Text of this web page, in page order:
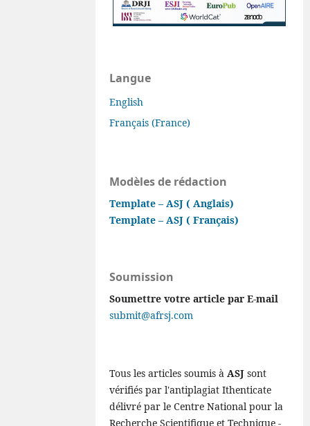
Langue
English
Français (France)
Modèles de rédaction
Template – ASJ ( Anglais)
Template – ASJ ( Français)
Soumission
Soumettre votre article par E-mail
submit@afrsj.com
Tous les articles soumis à ASJ sont
vérifiés par l'antiplagiat Ithenticate
délivré par le Centre National pour la
Recherche Scientifique et Technique -